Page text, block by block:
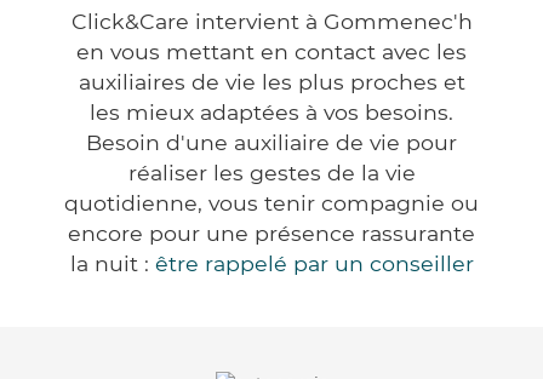
Click&Care intervient à Gommenec'h
en vous mettant en contact avec les
auxiliaires de vie les plus proches et
les mieux adaptées à vos besoins.
Besoin d'une auxiliaire de vie pour
réaliser les gestes de la vie
quotidienne, vous tenir compagnie ou
encore pour une présence rassurante
la nuit : être rappelé par un conseiller